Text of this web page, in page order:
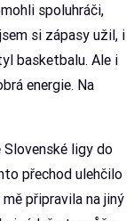
spoluhráči,
si zápasy užil, i
basketbalu. Ale i
energie. Na
ligy do
přechod ulehčilo
připravila na jiný